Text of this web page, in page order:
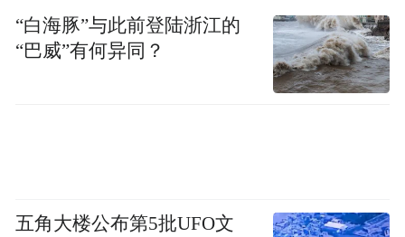
活城。
据公开报道介绍，园区分五大街区，目前整
不过大批员工集中入驻后，新园区初期配套
“白海豚”与此前登陆浙江的
“巴威”有何异同？
五角大楼公布第5批UFO文